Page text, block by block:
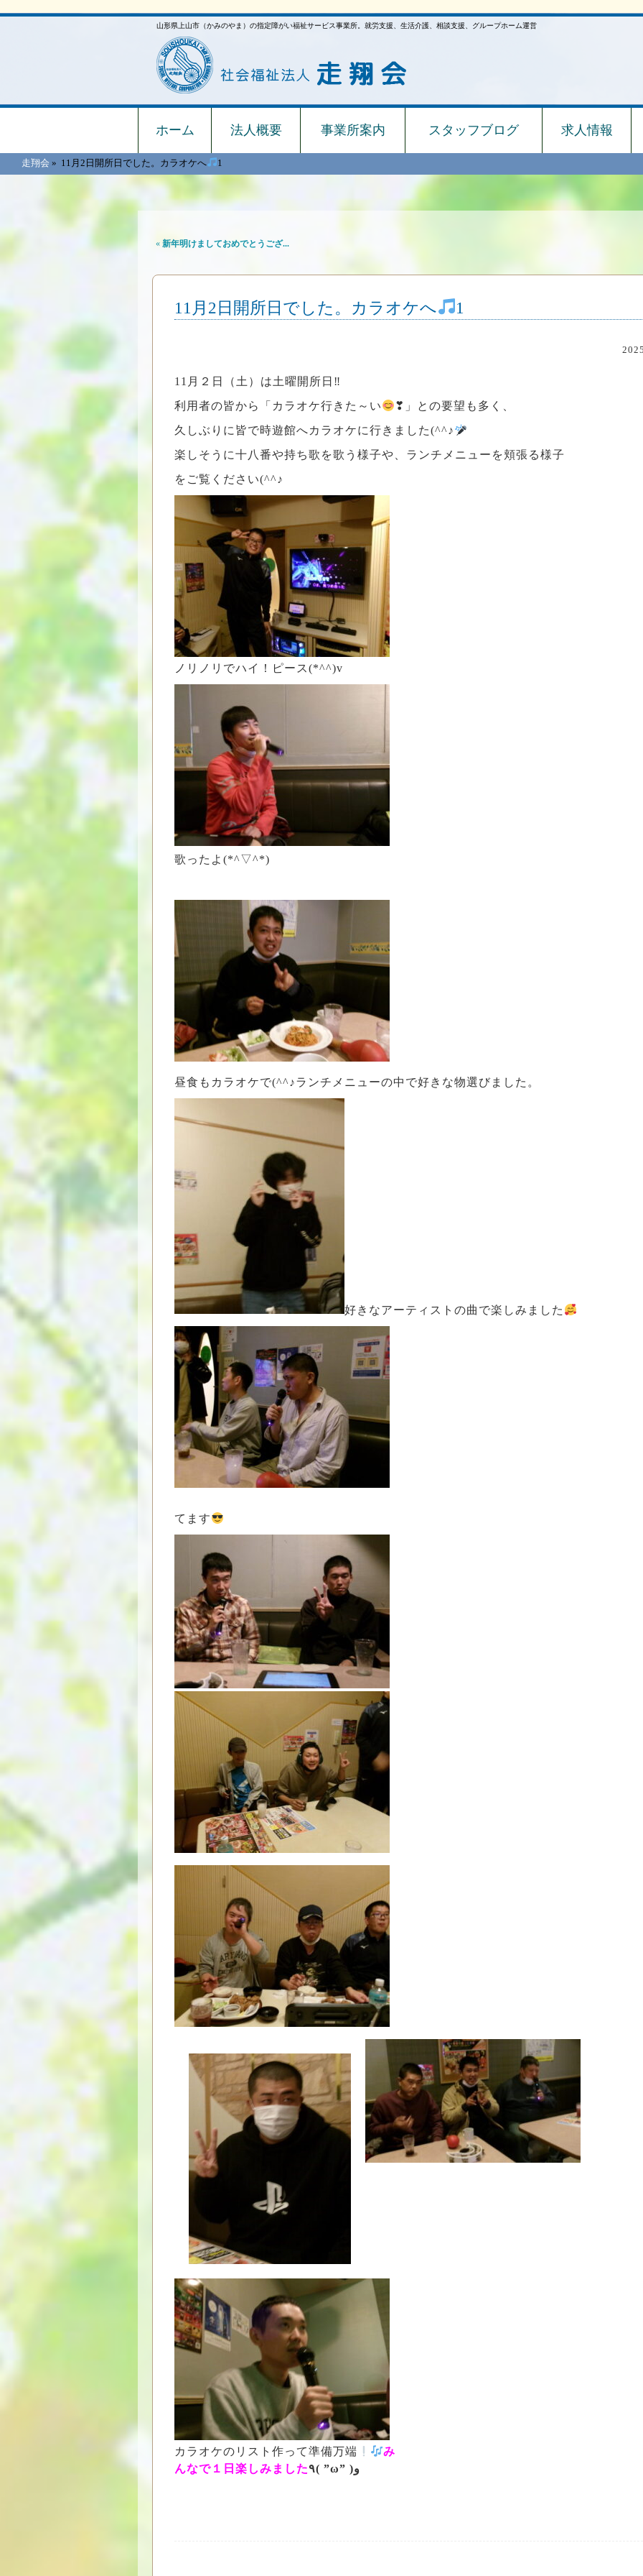
山形県上山市（かみのやま）の指定障がい福祉サービス事業所。就労支援、生活介護、相談支援、グループホーム運営
ホーム 法人概要 事業所案内 スタッフブログ 求人情報
走翔会 » 11月2日開所日でした。カラオケへ 1
« 新年明けましておめでとうござ...
11月2日開所日でした。カラオケへ 1
11月２日（土）は土曜開所日‼
利用者の皆から「カラオケ行きた～い
❣」との要望も多く、
久しぶりに皆で時遊館へカラオケに行きました(^^♪
楽しそうに十八番や持ち歌を歌う様子や、ランチメニューを頬張る様子
をご覧ください(^^♪
ノリノリでハイ！ピース(*^^)v
歌ったよ(*^▽^*)
昼食もカラオケで(^^♪ランチメニューの中で好きな物選びました。
好きなアーティストの曲で楽しみました
てます
カラオケのリスト作って準備万端
み
んなで１日楽しみました
٩( ”ω” )و